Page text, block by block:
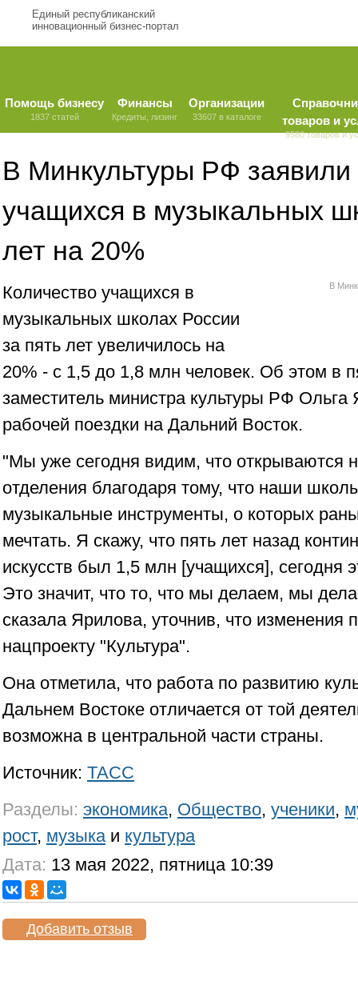
Единый республиканский
инновационный бизнес-портал
Помощь бизнесу
1837 статей
Финансы
Кредиты, лизинг
Организации
33607 в каталоге
товаров и
9580 товаров и
В Минкультуры РФ заявили
учащихся в музыкальных
лет на 20%
В
Количество учащихся в
музыкальных школах России
за пять лет увеличилось на
20% - с 1,5 до 1,8 млн человек. Об этом в
заместитель министра культуры РФ
рабочей поездки на Дальний Восток.
"Мы уже сегодня видим, что открываются
отделения благодаря тому, что наши
музыкальные инструменты, о которых
мечтать. Я скажу, что пять лет назад
искусств был 1,5 млн [учащихся], сегодня
Это значит, что то, что мы делаем, мы
сказала Ярилова, уточнив, что изменения
нацпроекту "Культура".
Она отметила, что работа по развитию
Дальнем Востоке отличается от той
возможна в центральной части страны.
Источник: ТАСС
Разделы: экономика, Общество, ученики,
рост, музыкаи культура
Дата: 13 мая 2022, пятница 10:39
Добавить отзыв